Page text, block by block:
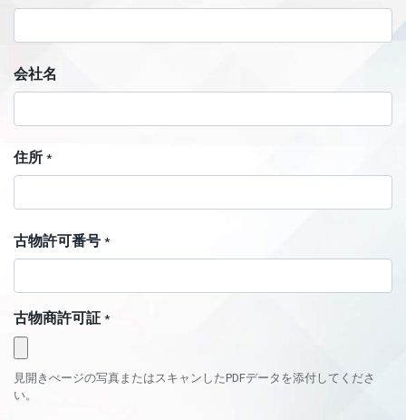
会社名
住所 *
古物許可番号 *
古物商許可証 *
見開きぺージの写真またはスキャンしたPDFデータを添付してくださ
い。